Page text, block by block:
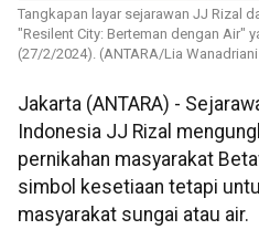
Tangkapan layar sejarawan JJ Rizal
"Resilent City: Berteman dengan Air"
(27/2/2024). (ANTARA/Lia
Jakarta (ANTARA) -
Indonesia JJ Rizal
pernikahan masyarakat
simbol kesetiaan tetapi
masyarakat sungai atau air.